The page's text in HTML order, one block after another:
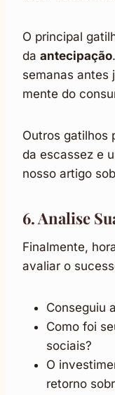
O principal
da antecipação
semanas antes
mente do
Outros gatilhos
da escassez e
nosso artigo
6. Analise
Finalmente,
avaliar o
Conseguiu
Como foi
sociais?
O
retorno